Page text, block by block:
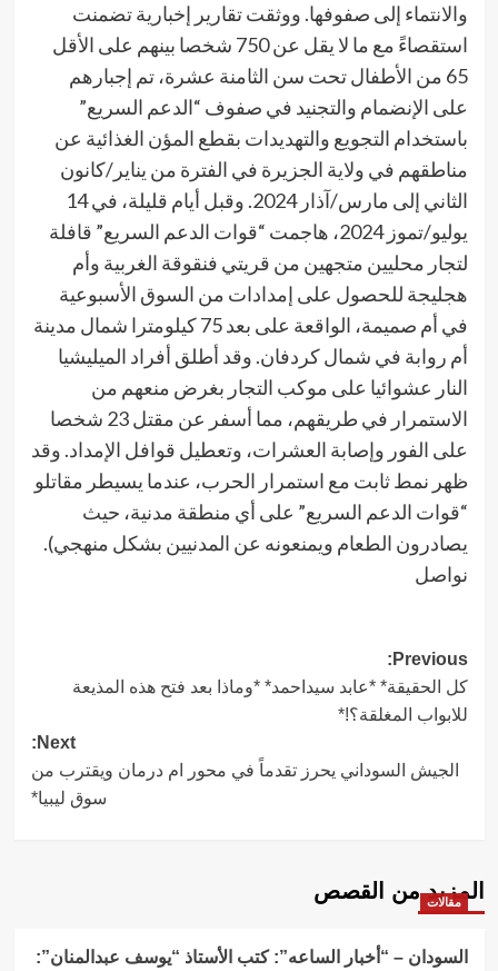
والانتماء إلى صفوفها. ووثقت تقارير إخبارية تضمنت
استقصاءً مع ما لا يقل عن 750 شخصا بينهم على الأقل
65 من الأطفال تحت سن الثامنة عشرة، تم إجبارهم
على الإنضمام والتجنيد في صفوف “الدعم السريع”
باستخدام التجويع والتهديدات بقطع المؤن الغذائية عن
مناطقهم في ولاية الجزيرة في الفترة من يناير/كانون
الثاني إلى مارس/آذار 2024. وقبل أيام قليلة، في 14
يوليو/تموز 2024، هاجمت “قوات الدعم السريع” قافلة
لتجار محليين متجهين من قريتي فنقوقة الغربية وأم
هجليجة للحصول على إمدادات من السوق الأسبوعية
في أم صميمة، الواقعة على بعد 75 كيلومترا شمال مدينة
أم روابة في شمال كردفان. وقد أطلق أفراد الميليشيا
النار عشوائيا على موكب التجار بغرض منعهم من
الاستمرار في طريقهم، مما أسفر عن مقتل 23 شخصا
على الفور وإصابة العشرات، وتعطيل قوافل الإمداد. وقد
ظهر نمط ثابت مع استمرار الحرب، عندما يسيطر مقاتلو
“قوات الدعم السريع” على أي منطقة مدنية، حيث
يصادرون الطعام ويمنعونه عن المدنيين بشكل منهجي).
نواصل
Post
navigation
Previous:
كل الحقيقة* *عابد سيداحمد* *وماذا بعد فتح هذه المذيعة
للابواب المغلقة؟!*
Next:
الجيش السوداني يحرز تقدماً في محور ام درمان ويقترب من
سوق ليبيا*
المزيد من القصص
مقالات
السودان – “أخبار الساعه”: كتب الأستاذ “يوسف عبدالمنان”: